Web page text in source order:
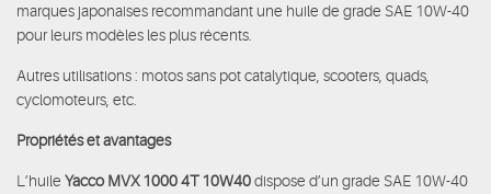
marques japonaises recommandant une huile de grade SAE 10W-40
pour leurs modèles les plus récents.
Autres utilisations : motos sans pot catalytique, scooters, quads,
cyclomoteurs, etc.
Propriétés et avantages
L’huile Yacco MVX 1000 4T 10W40dispose d’un grade SAE 10W-40